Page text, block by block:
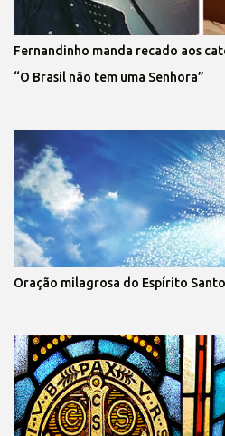
Fernandinho manda recado aos
“O Brasil não tem uma Senhora”
Oração milagrosa do Espírito Santo